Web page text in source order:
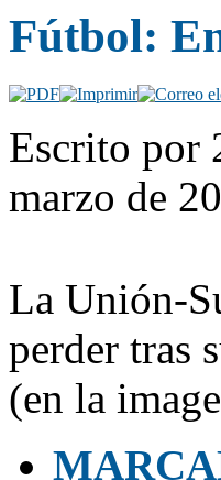
Fútbol:
Escrito por
marzo de
La Unión-
perder tras
(en la